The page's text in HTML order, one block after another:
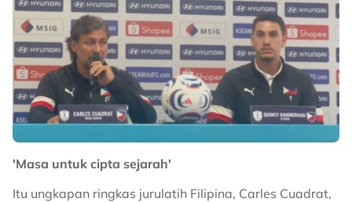
'Masa untuk cipta sejarah'
Itu ungkapan ringkas jurulatih Filipina, Carles Cuadrat,